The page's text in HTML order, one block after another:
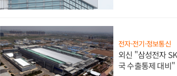
전자·전기·정보통신
외신 "삼성전자
국 수출통제 대비"